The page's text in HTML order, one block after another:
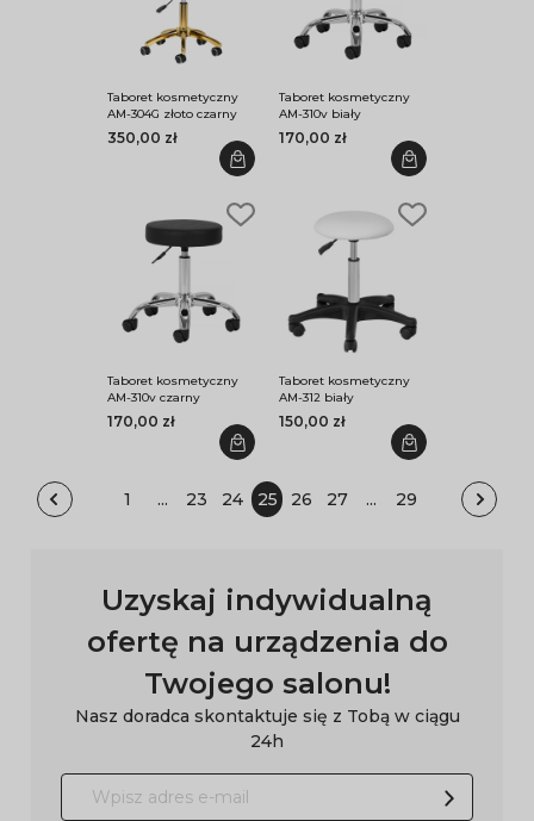
Taboret kosmetyczny
AM-304G złoto czarny
350,00 zł
Taboret kosmetyczny
AM-310v biały
170,00 zł
Taboret kosmetyczny
AM-310v czarny
170,00 zł
Taboret kosmetyczny
AM-312 biały
150,00 zł
1 ... 23 24 25 26 27 ... 29
Uzyskaj indywidualną
ofertę na urządzenia do
Twojego salonu!
Nasz doradca skontaktuje się z Tobą w ciągu
24h